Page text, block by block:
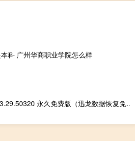
科 广州华商职业学院怎么样
迅龙数据恢复免注册码版 V3.3.29.50320 永久免费版（迅龙数据恢复免注册码版 V3.3.29.50320 永久免费版功能简介）